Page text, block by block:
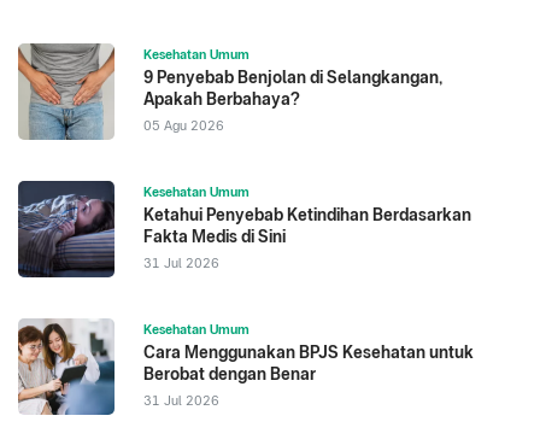
Kesehatan Umum
9 Penyebab Benjolan di Selangkangan,
Apakah Berbahaya?
05 Agu 2026
Kesehatan Umum
Ketahui Penyebab Ketindihan Berdasarkan
Fakta Medis di Sini
31 Jul 2026
Kesehatan Umum
Cara Menggunakan BPJS Kesehatan untuk
Berobat dengan Benar
31 Jul 2026